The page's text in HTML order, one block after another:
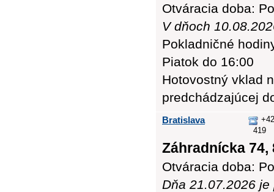
Otváracia doba:
V dňoch
Pokladničné
Piatok do 16:00
Hotovostný vklad
predchádzajúcej
Bratislava
419
Záhradnícka 74,
Otváracia doba:
Dňa 21.07.2026